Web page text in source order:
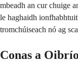
mbeadh an cur chuige
le haghaidh
tromchúiseach nó ag
Conas a